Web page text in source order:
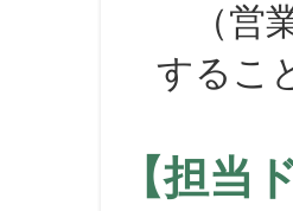
（営業
するこ
【担当